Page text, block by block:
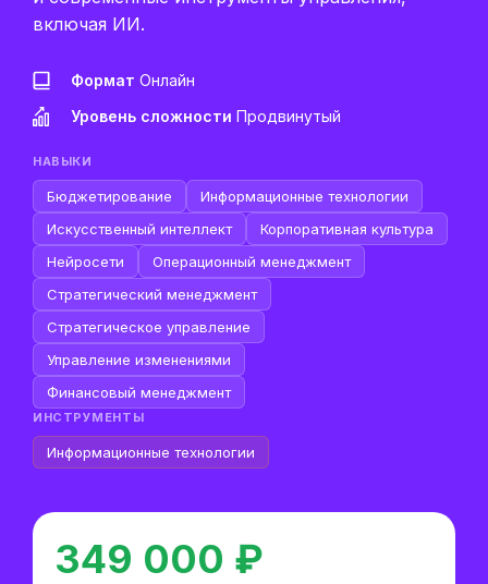
включая ИИ.
Формат Онлайн
Уровень сложности Продвинутый
НАВЫКИ
Бюджетирование
Информационные технологии
Искусственный интеллект
Корпоративная культура
Нейросети
Операционный менеджмент
Стратегический менеджмент
Стратегическое управление
Управление изменениями
Финансовый менеджмент
ИНСТРУМЕНТЫ
Информационные технологии
349 000 ₽